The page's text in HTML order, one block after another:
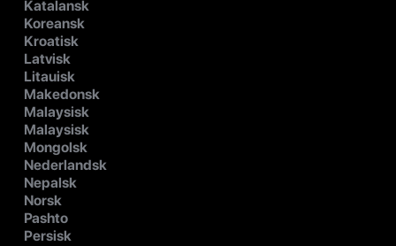
Katalansk
Koreansk
Kroatisk
Latvisk
Litauisk
Makedonsk
Malaysisk
Malaysisk
Mongolsk
Nederlandsk
Nepalsk
Norsk
Pashto
Persisk